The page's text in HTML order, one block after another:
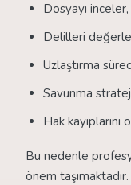
Dosyayı inceler,
Delilleri
Uzlaştırma
Savunma
Hak kayıplarını
Bu nedenle
önem taşımaktadır.